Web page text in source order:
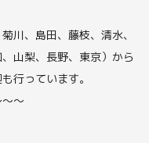
川、島田、藤枝、清水、
山梨、長野、東京）から
行っています。
〜